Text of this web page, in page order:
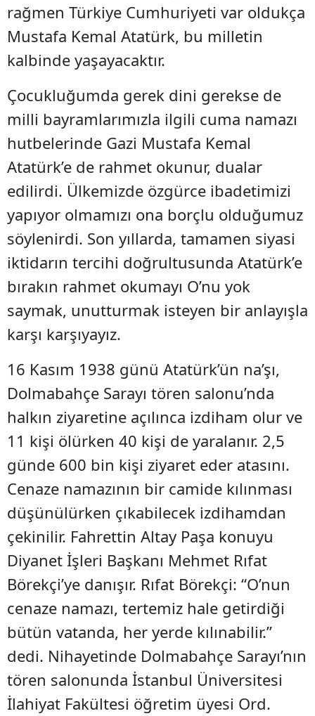
rağmen Türkiye Cumhuriyeti var oldukça
Mustafa Kemal Atatürk, bu milletin
kalbinde yaşayacaktır.
Çocukluğumda gerek dini gerekse de
milli bayramlarımızla ilgili cuma namazı
hutbelerinde Gazi Mustafa Kemal
Atatürk’e de rahmet okunur, dualar
edilirdi. Ülkemizde özgürce ibadetimizi
yapıyor olmamızı ona borçlu olduğumuz
söylenirdi. Son yıllarda, tamamen siyasi
iktidarın tercihi doğrultusunda Atatürk’e
bırakın rahmet okumayı O’nu yok
saymak, unutturmak isteyen bir anlayışla
karşı karşıyayız.
16 Kasım 1938 günü Atatürk’ün na’şı,
Dolmabahçe Sarayı tören salonu’nda
halkın ziyaretine açılınca izdiham olur ve
11 kişi ölürken 40 kişi de yaralanır. 2,5
günde 600 bin kişi ziyaret eder atasını.
Cenaze namazının bir camide kılınması
düşünülürken çıkabilecek izdihamdan
çekinilir. Fahrettin Altay Paşa konuyu
Diyanet İşleri Başkanı Mehmet Rıfat
Börekçi’ye danışır. Rıfat Börekçi: “O’nun
cenaze namazı, tertemiz hale getirdiği
bütün vatanda, her yerde kılınabilir.”
dedi. Nihayetinde Dolmabahçe Sarayı’nın
tören salonunda İstanbul Üniversitesi
İlahiyat Fakültesi öğretim üyesi Ord.